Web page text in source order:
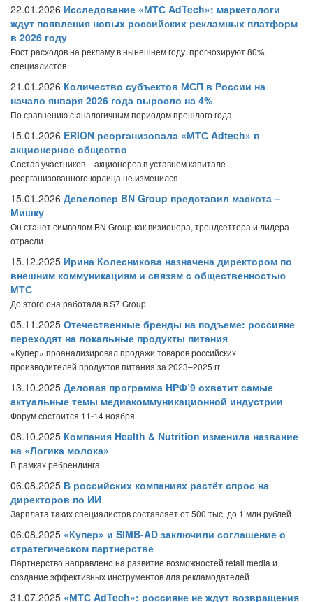
22.01.2026 Исследование «МТС AdTech»: маркетологи
ждут появления новых российских рекламных платформ
в 2026 году
Рост расходов на рекламу в нынешнем году. прогнозируют 80%
специалистов
21.01.2026 Количество субъектов МСП в России на
начало января 2026 года выросло на 4%
По сравнению с аналогичным периодом прошлого года
15.01.2026 ERION реорганизовала «МТС Adtech» в
акционерное общество
Состав участников – акционеров в уставном капитале
реорганизованного юрлица не изменился
15.01.2026 Девелопер BN Group представил маскота –
Мишку
Он станет символом BN Group как визионера, трендсеттера и лидера
отрасли
15.12.2025 Ирина Колесникова назначена директором по
внешним коммуникациям и связям с общественностью
МТС
До этого она работала в S7 Group
05.11.2025 Отечественные бренды на подъеме: россияне
переходят на локальные продукты питания
«Купер» проанализировал продажи товаров российских
производителей продуктов питания за 2023–2025 гг.
13.10.2025 Деловая программа НРФ’9 охватит самые
актуальные темы медиакоммуникационной индустрии
Форум состоится 11-14 ноября
08.10.2025 Компания Health & Nutrition изменила название
на «Логика молока»
В рамках ребрендинга
06.08.2025 В российских компаниях растёт спрос на
директоров по ИИ
Зарплата таких специалистов составляет от 500 тыс. до 1 млн рублей
06.08.2025 «Купер» и SIMB-AD заключили соглашение о
стратегическом партнерстве
Партнерство направлено на развитие возможностей retail media и
создание эффективных инструментов для рекламодателей
31.07.2025 «МТС AdTech»: россияне не ждут возвращения